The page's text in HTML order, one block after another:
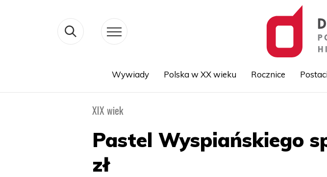
Wywiady Polska w XX wieku Rocznice
XIX wiek
Pastel Wyspiańskiego
zł